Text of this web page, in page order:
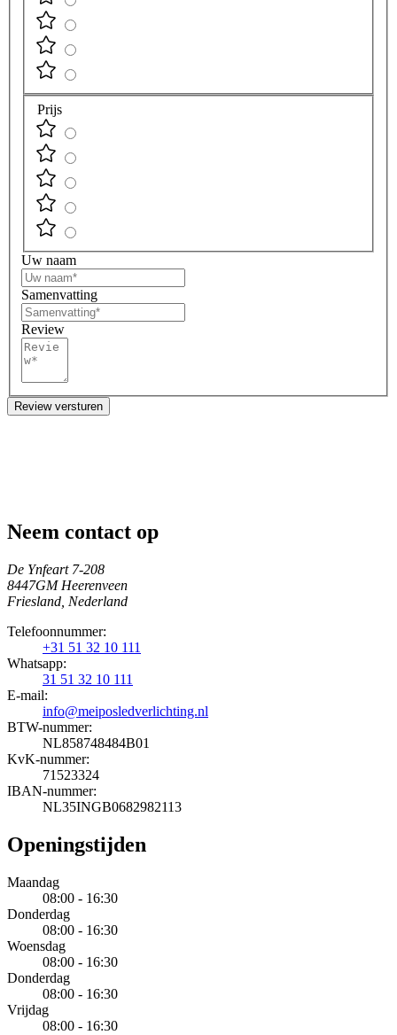
Prijs
Uw naam
Samenvatting
Review
Review versturen
Neem contact op
De Ynfeart 7-208
8447GM Heerenveen
Friesland, Nederland
Telefoonnummer:
+31 51 32 10 111
Whatsapp:
31 51 32 10 111
E-mail:
info@meiposledverlichting.nl
BTW-nummer:
NL858748484B01
KvK-nummer:
71523324
IBAN-nummer:
NL35INGB0682982113
Openingstijden
Maandag
08:00 - 16:30
Donderdag
08:00 - 16:30
Woensdag
08:00 - 16:30
Donderdag
08:00 - 16:30
Vrijdag
08:00 - 16:30